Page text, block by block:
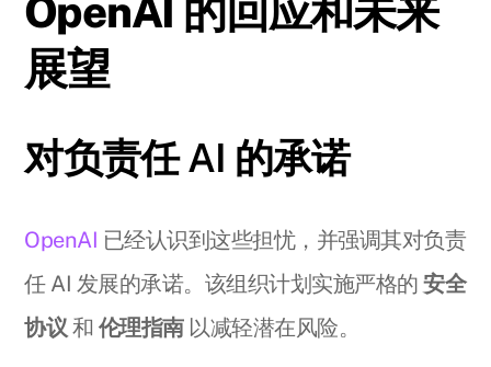
OpenAI 的回应和未来
展望
对负责任 AI 的承诺
OpenAI 已经认识到这些担忧，并强调其对负责
任 AI 发展的承诺。该组织计划实施严格的安全
协议 和 伦理指南以减轻潜在风险。